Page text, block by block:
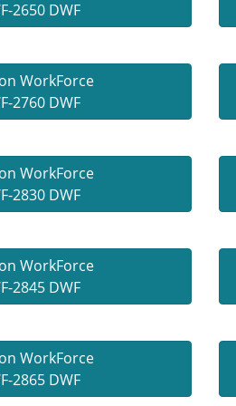
2650 DWF
WorkForce
2760 DWF
WorkForce
2830 DWF
WorkForce
2845 DWF
WorkForce
2865 DWF